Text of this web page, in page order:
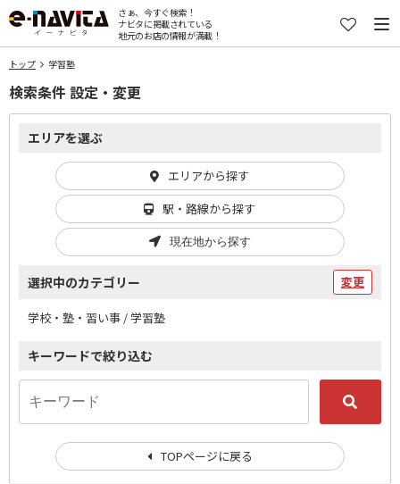
さぁ、今すぐ検索！
ナビタに掲載されている
地元のお店の情報が満載！
トップ 学習塾
検索条件 設定・変更
エリアを選ぶ
エリアから探す
駅・路線から探す
現在地から探す
選択中のカテゴリー 変更
学校・塾・習い事 / 学習塾
キーワードで絞り込む
TOPページに戻る